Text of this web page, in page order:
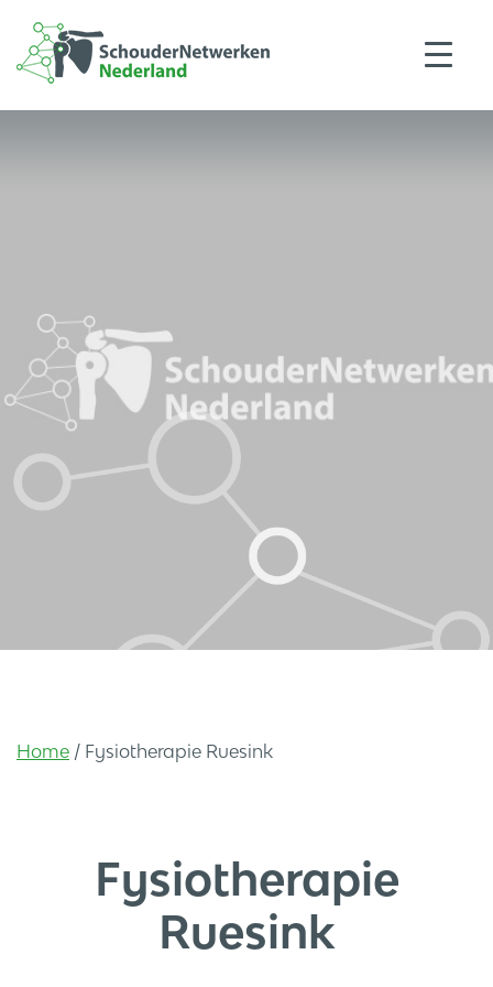
Home / Fysiotherapie Ruesink
Fysiotherapie
Ruesink